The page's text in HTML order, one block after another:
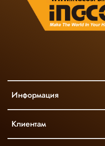
Информация
Клиентам